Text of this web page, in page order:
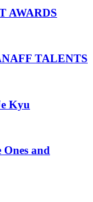
AWARDS
TALENTS
Kyu
and